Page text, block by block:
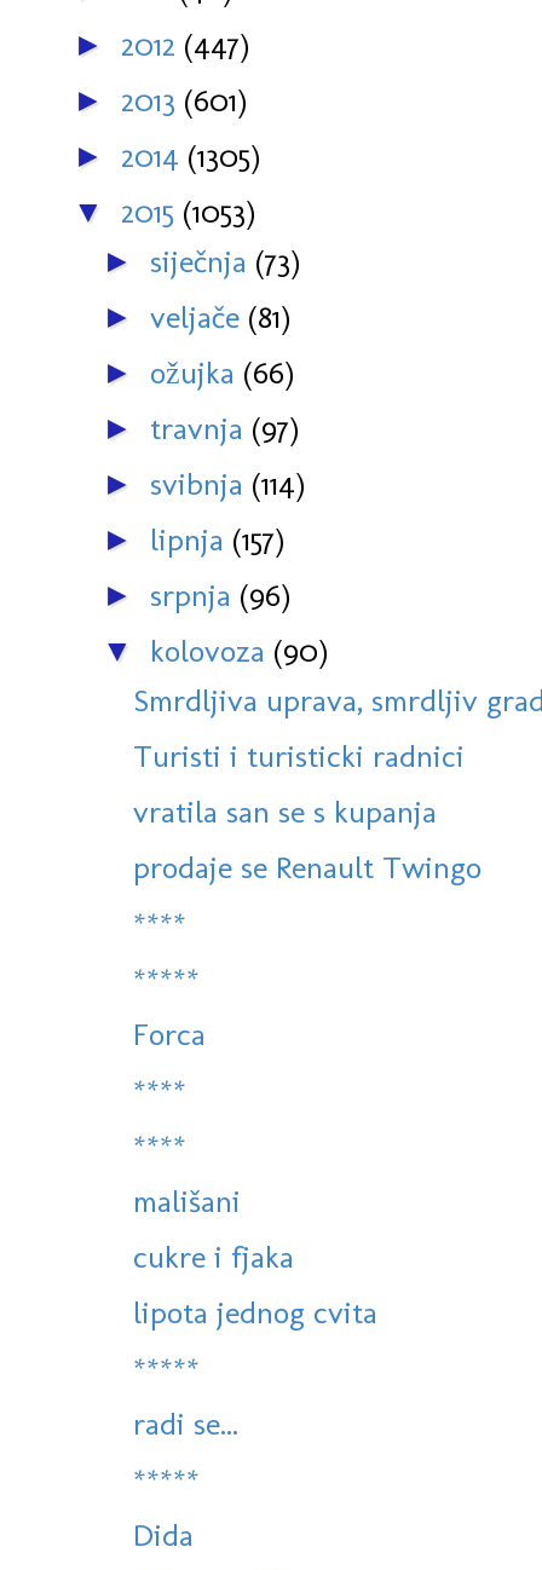
► 2012 (447)
► 2013 (601)
► 2014 (1305)
▼ 2015 (1053)
► siječnja (73)
► veljače (81)
► ožujka (66)
► travnja (97)
► svibnja (114)
► lipnja (157)
► srpnja (96)
▼ kolovoza (90)
Smrdljiva uprava, smrdljiv
Turisti i turisticki radnici
vratila san se s kupanja
prodaje se Renault Twingo
****
*****
Forca
****
****
mališani
cukre i fjaka
lipota jednog cvita
*****
radi se...
*****
Dida